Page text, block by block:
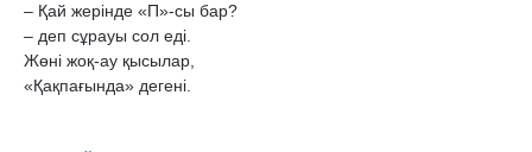
– Қай жерінде «П»-сы бар?
– деп сұрауы сол еді.
Жөні жоқ-ау қысылар,
«Қақпағында» дегені.